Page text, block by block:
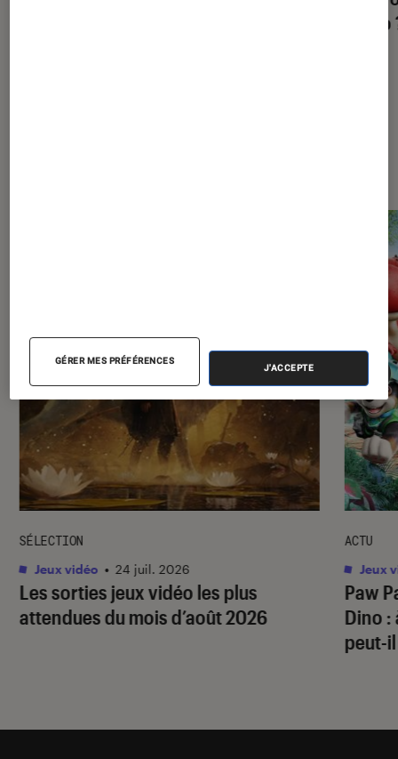
Mario
Les sorties jeux vidéo les plus
attendues du mois d’août 2026
SÉLECTION
Jeux vidéo • 24 juil. 2026
Paw
Dino :
peut-
ACTU
Jeux
GÉRER MES PRÉFÉRENCES
J'ACCEPTE